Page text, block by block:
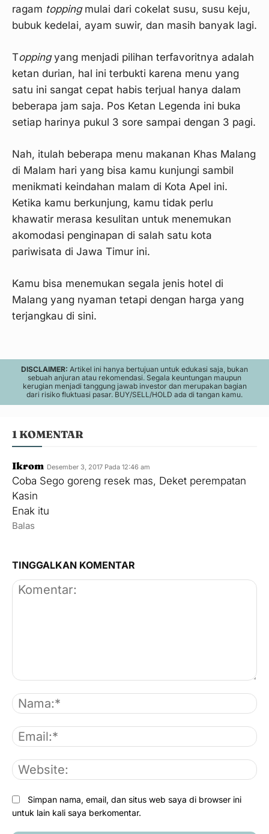
ragam toppingmulai dari cokelat susu, susu keju,
bubuk kedelai, ayam suwir, dan masih banyak lagi.
Toppingyang menjadi pilihan terfavoritnya adalah
ketan durian, hal ini terbukti karena menu yang
satu ini sangat cepat habis terjual hanya dalam
beberapa jam saja. Pos Ketan Legenda ini buka
setiap harinya pukul 3 sore sampai dengan 3 pagi.
Nah, itulah beberapa menu makanan Khas Malang
di Malam hari yang bisa kamu kunjungi sambil
menikmati keindahan malam di Kota Apel ini.
Ketika kamu berkunjung, kamu tidak perlu
khawatir merasa kesulitan untuk menemukan
akomodasi penginapan di salah satu kota
pariwisata di Jawa Timur ini.
Kamu bisa menemukan segala jenis hotel di
Malang yang nyaman tetapi dengan harga yang
terjangkau di sini.
DISCLAIMER: Artikel ini hanya bertujuan untuk edukasi saja, bukan
sebuah anjuran atau rekomendasi. Segala keuntungan maupun
kerugian menjadi tanggung jawab investor dan merupakan bagian
dari risiko fluktuasi pasar. BUY/SELL/HOLD ada di tangan kamu.
1 KOMENTAR
Ikrom Desember 3, 2017 Pada 12:46 am
Coba Sego goreng resek mas, Deket perempatan
Kasin
Enak itu
Balas
TINGGALKAN KOMENTAR
Simpan nama, email, dan situs web saya di browser ini
untuk lain kali saya berkomentar.